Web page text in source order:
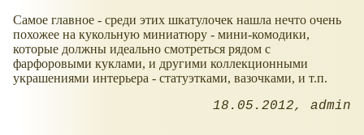
Самое главное - среди этих шкатулочек нашла нечто очень
похожее на кукольную миниатюру - мини-комодики,
которые должны идеально смотреться рядом с
фарфоровыми куклами, и другими коллекционными
украшениями интерьера - статуэтками, вазочками, и т.п.
18.05.2012 admin